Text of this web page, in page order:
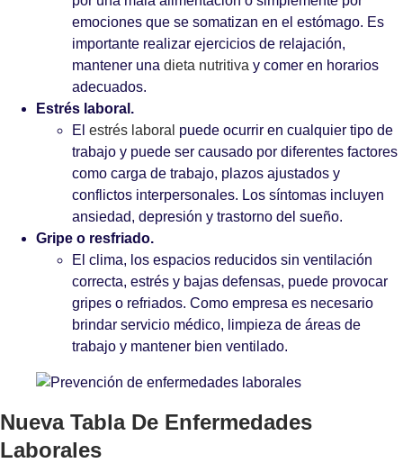
emociones que se somatizan en el estómago. Es
importante realizar ejercicios de relajación,
mantener una dieta nutritiva y comer en horarios
adecuados.
Estrés laboral.
El estrés laboral puede ocurrir en cualquier tipo de
trabajo y puede ser causado por diferentes factores
como carga de trabajo, plazos ajustados y
conflictos interpersonales. Los síntomas incluyen
ansiedad, depresión y trastorno del sueño.
Gripe o resfriado.
El clima, los espacios reducidos sin ventilación
correcta, estrés y bajas defensas, puede provocar
gripes o refriados. Como empresa es necesario
brindar servicio médico, limpieza de áreas de
trabajo y mantener bien ventilado.
Nueva Tabla De Enfermedades
Laborales